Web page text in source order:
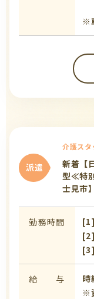
※
派遣
介護スタ
新着【
型≪特
士見市】
勤務時間
給 与
※